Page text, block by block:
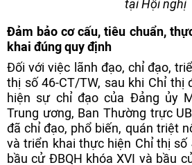
tại Hội nghị
Đảm bảo cơ cấu, tiêu chuẩn,
khai đúng quy định
Đối với việc lãnh đạo, chỉ đạo,
thị số 46-CT/TW, sau khi Chỉ thị
hiện sự chỉ đạo của Đảng ủy
Trung ương, Ban Thường trực
đã chỉ đạo, phổ biến, quán triệt
và triển khai thực hiện Chỉ thị số
bầu cử ĐBQH khóa XVI và bầu